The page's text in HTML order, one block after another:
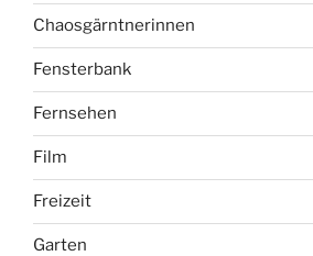
Chaosgärntnerinnen
Fensterbank
Fernsehen
Film
Freizeit
Garten